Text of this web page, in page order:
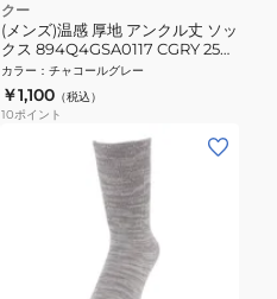
クー
(メンズ)温感 厚地 アンクル丈 ソッ
クス 894Q4GSA0117 CGRY 25セ
ンチ チャコールグレー 保温 裏起
毛
カラー ： チャコールグレー
￥1,100 （税込）
10ポイント